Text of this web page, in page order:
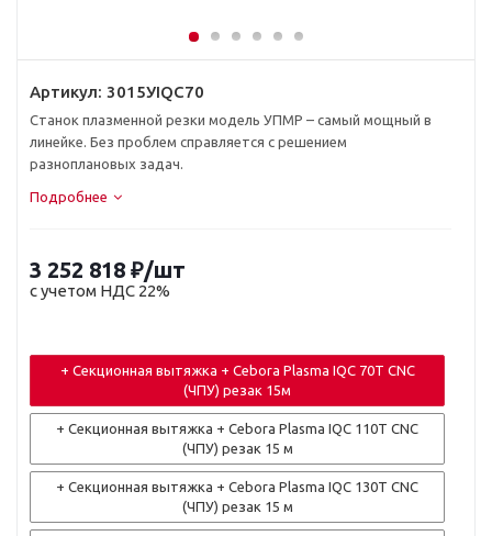
Артикул: 3015УIQC70
Станок плазменной резки модель УПМР – самый мощный в
линейке. Без проблем справляется с решением
разноплановых задач.
Подробнее
3 252 818 ₽/шт
с учетом НДС 22%
+ Секционная вытяжка + Cebora Plasma IQC 70T CNC
(ЧПУ) резак 15м
+ Секционная вытяжка + Cebora Plasma IQC 110T CNC
(ЧПУ) резак 15 м
+ Секционная вытяжка + Cebora Plasma IQC 130T CNC
(ЧПУ) резак 15 м